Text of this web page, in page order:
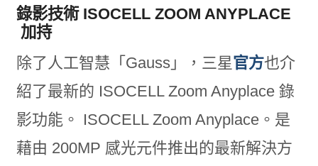
錄影技術 ISOCELL ZOOM ANYPLACE
加持
除了人工智慧「Gauss」，三星官方也介
紹了最新的 ISOCELL Zoom Anyplace 錄
影功能。 ISOCELL Zoom Anyplace。是
藉由 200MP 感光元件推出的最新解決方